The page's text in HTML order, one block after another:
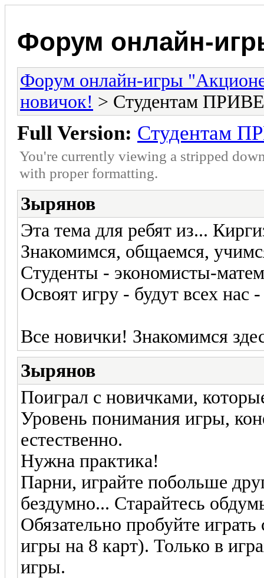
Форум онлайн-
Форум онлайн-игры
новичок! > Студентам
Full Version: Студентам
You're currently viewing a stripped
with proper formatting.
Зырянов
Эта тема для ребят из...
Знакомимся, общаемся,
Студенты - экономисты-
Освоят игру - будут всех нас
Все новички! Знакомимся
Зырянов
Поиграл с новичками,
Уровень понимания игры,
естественно.
Нужна практика!
Парни, играйте побольше
бездумно... Старайтесь
Обязательно пробуйте
игры на 8 карт). Только в
игры.